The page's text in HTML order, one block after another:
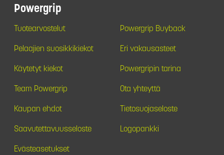
Powergrip
Tuotearvostelut Powergrip Buyback
Pelaajien suosikkikiekot Eri vakausasteet
Käytetyt kiekot Powergripin tarina
Team Powergrip Ota yhteyttä
Kaupan ehdot Tietosuojaseloste
Saavutettavuusseloste Logopankki
Evästeasetukset